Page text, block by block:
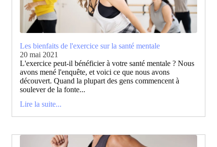
Les bienfaits de l'exercice sur la santé mentale
20 mai 2021
L'exercice peut-il bénéficier à votre santé mentale ? Nous
avons mené l'enquête, et voici ce que nous avons
découvert. Quand la plupart des gens commencent à
soulever de la fonte...
Lire la suite...